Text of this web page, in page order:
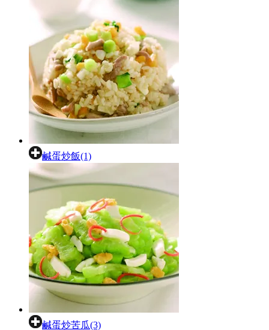
鹹蛋炒飯(1)
鹹蛋炒苦瓜(3)